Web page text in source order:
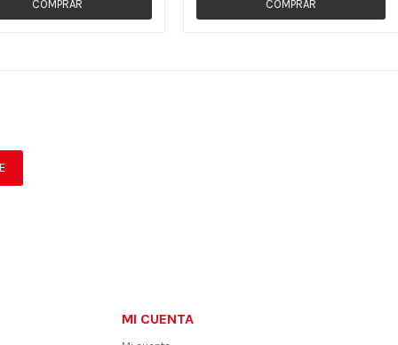
MI CUENTA